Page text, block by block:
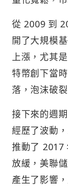
從 2009 到
開了大規模
上漲，尤其
特幣創下當
落，泡沫破裂
接下來的週
經歷了波動
推動了 2017
放緩，美聯
產生了影響